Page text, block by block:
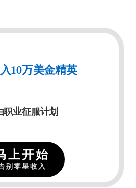
10万美金精英
职业征服计划
上开始
别零星收入